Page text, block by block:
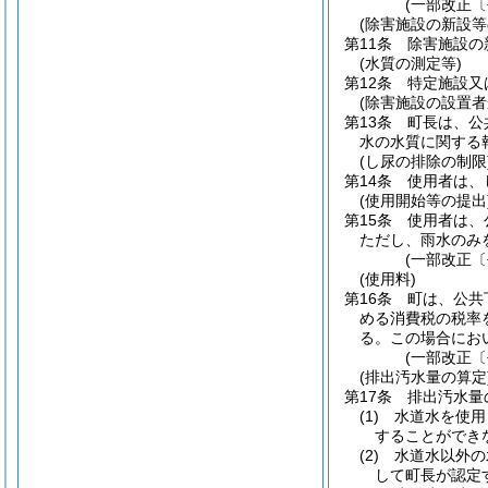
(一部改正
(除害施設の新設
第11条
除害施設
(水質の測定等)
第12条
特定施設又
(除害施設の設置
第13条
町長は、公
水の水質に関する
(し尿の排除の制
第14条
使用者は、
(使用開始等の提
第15条
使用者は、
ただし、雨水のみ
(一部改正
(使用料)
第16条
町は、公共
める消費税の税率
る。
この場合に
(一部改正
(排出汚水量の算
第17条
排出汚水量
(1)
水道水を使
することができ
(2)
水道水以外
して町長が認定